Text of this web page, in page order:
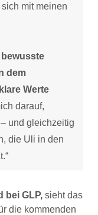
mit meinen
dem
Werte
darauf,
und gleichzeitig
die Uli in den
bei GLP, sieht das
die kommenden